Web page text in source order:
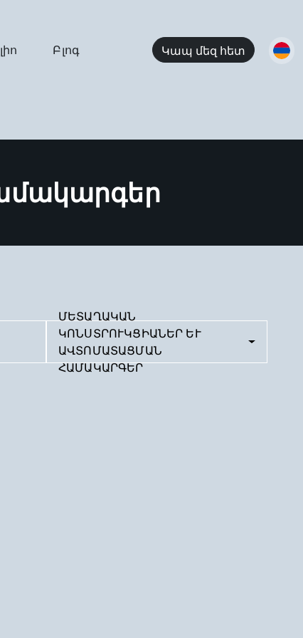
Բլոգ Կապ մեզ հետ
ՄԵՏԱՂԱԿԱՆ
ԿՈՆՍՏՐՈՒԿՑԻԱՆԵՐ ԵՒ Ա
ՎՏՈՄԱՏԱՑՄԱՆ Հ
ԱՄԱԿԱՐԳԵՐ